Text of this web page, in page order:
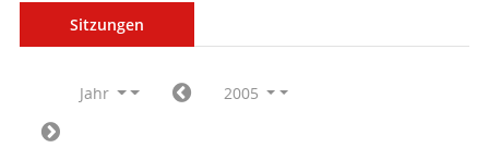
Sitzungen
Jahr 2005